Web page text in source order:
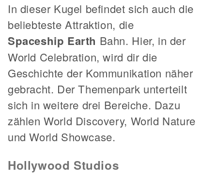
In dieser Kugel befindet sich auch die
beliebteste Attraktion, die
Spaceship Earth Bahn. Hier, in der
World Celebration, wird dir die
Geschichte der Kommunikation näher
gebracht. Der Themenpark unterteilt
sich in weitere drei Bereiche. Dazu
zählen World Discovery, World Nature
und World Showcase.
Hollywood Studios